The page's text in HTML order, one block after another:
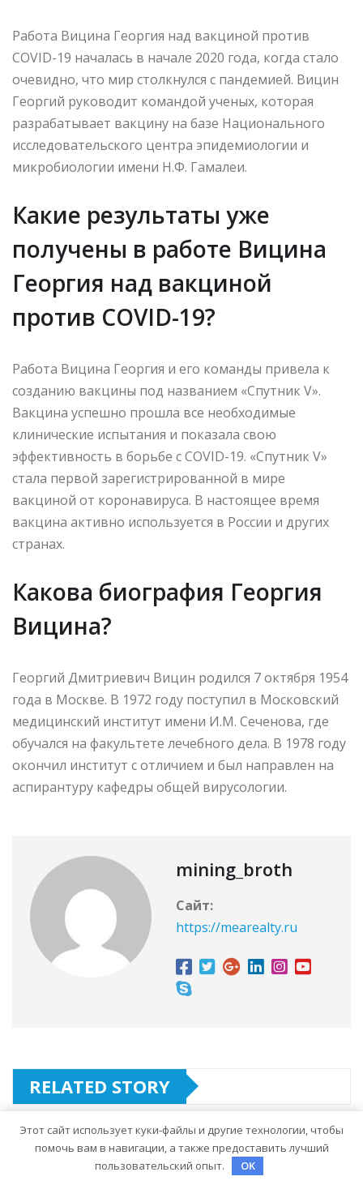
Работа Вицина Георгия над вакциной против
COVID-19 началась в начале 2020 года, когда стало
очевидно, что мир столкнулся с пандемией. Вицин
Георгий руководит командой ученых, которая
разрабатывает вакцину на базе Национального
исследовательского центра эпидемиологии и
микробиологии имени Н.Ф. Гамалеи.
Какие результаты уже
получены в работе Вицина
Георгия над вакциной
против COVID-19?
Работа Вицина Георгия и его команды привела к
созданию вакцины под названием «Спутник V».
Вакцина успешно прошла все необходимые
клинические испытания и показала свою
эффективность в борьбе с COVID-19. «Спутник V»
стала первой зарегистрированной в мире
вакциной от коронавируса. В настоящее время
вакцина активно используется в России и других
странах.
Какова биография Георгия
Вицина?
Георгий Дмитриевич Вицин родился 7 октября 1954
года в Москве. В 1972 году поступил в Московский
медицинский институт имени И.М. Сеченова, где
обучался на факультете лечебного дела. В 1978 году
окончил институт с отличием и был направлен на
аспирантуру кафедры общей вирусологии.
mining_broth
Сайт:
https://mearealty.ru
RELATED STORY
Этот сайт использует куки-файлы и другие технологии, чтобы
помочь вам в навигации, а также предоставить лучший
пользовательский опыт.
OK